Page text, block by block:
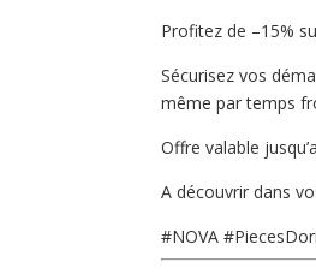
Profitez de –15%
Sécurisez vos
même par temps
Offre valable
A découvrir dans
#NOVA